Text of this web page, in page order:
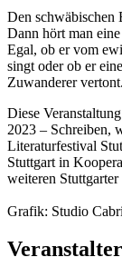
Den schwäbischen
Dann hört man
Egal, ob er vom
singt oder ob er
Zuwanderer vertont.
Diese
2023 – Schreiben,
Literaturfestival
Stuttgart in
weiteren
Grafik: Studio
Veranstalter